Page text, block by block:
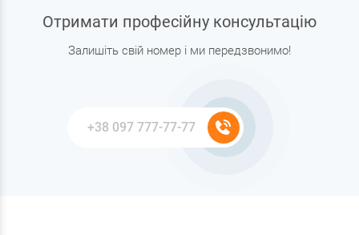
Отримати професійну консультацію
Залишіть свій номер і ми передзвонимо!